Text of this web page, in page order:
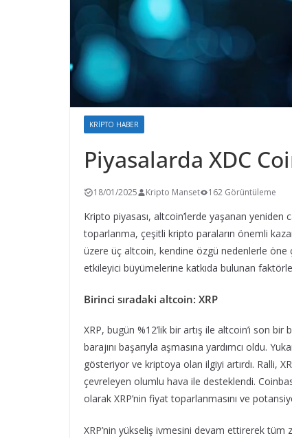
KRIPTO HABER
Piyasalarda XDC
18/01/2025 Kripto Manset 162 Görüntüleme
Kripto piyasası, altcoin’lerde yaşanan
toparlanma, çeşitli kripto paraların önemli
üzere üç altcoin, kendine özgü nedenlerle öne
etkileyici büyümelerine katkıda bulunan
Birinci sıradaki altcoin: XRP
XRP, bugün %12’lik bir artış ile altcoin’i son
barajını başarıyla aşmasına yardımcı oldu.
gösteriyor ve kriptoya olan ilgiyi artırdı. Ralli,
çevreleyen olumlu hava ile desteklendi.
olarak XRP’nin fiyat toparlanmasını ve
XRP’nin yükseliş ivmesini devam ettirerek tüm